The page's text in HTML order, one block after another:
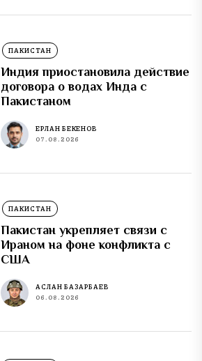
ПАКИСТАН
Индия приостановила действие
договора о водах Инда с
Пакистаном
ЕРЛАН БЕКЕНОВ
07.08.2026
ПАКИСТАН
Пакистан укрепляет связи с
Ираном на фоне конфликта с
США
АСЛАН БАЗАРБАЕВ
06.08.2026